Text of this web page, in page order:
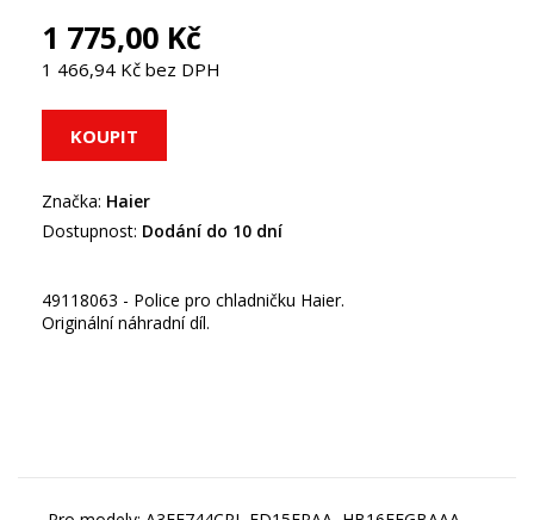
1 775,00 Kč
1 466,94 Kč bez DPH
Značka: Haier
Dostupnost: Dodání do 10 dní
49118063 - Police pro chladničku Haier.
Originální náhradní díl.